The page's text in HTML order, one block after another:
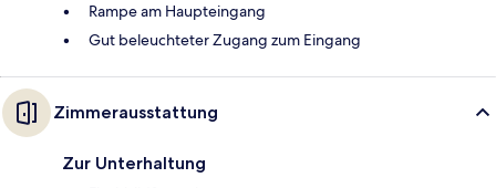
Rampe am Haupteingang
Gut beleuchteter Zugang zum Eingang
Zimmerausstattung
Zur Unterhaltung